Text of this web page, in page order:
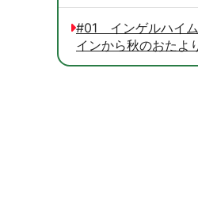
#01 インゲルハイ
インから秋のおたよ